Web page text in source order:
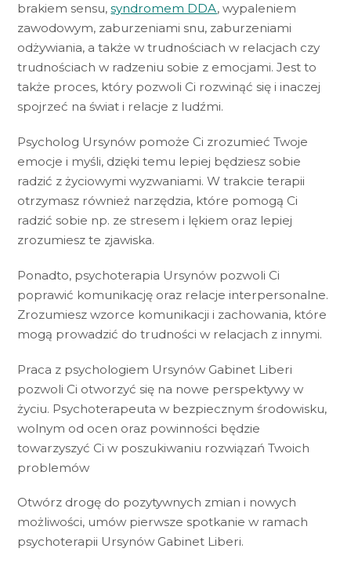
brakiem sensu,syndromem DDA, wypaleniem
zawodowym, zaburzeniami snu, zaburzeniami
odżywiania, a także w trudnościach w relacjach czy
trudnościach w radzeniu sobie z emocjami. Jest to
także proces, który pozwoli Ci rozwinąć się i inaczej
spojrzeć na świat i relacje z ludźmi.
Psycholog Ursynów pomoże Ci zrozumieć Twoje
emocje i myśli, dzięki temu lepiej będziesz sobie
radzić z życiowymi wyzwaniami. W trakcie terapii
otrzymasz również narzędzia, które pomogą Ci
radzić sobie np. ze stresem i lękiem oraz lepiej
zrozumiesz te zjawiska.
Ponadto, psychoterapia Ursynów pozwoli Ci
poprawić komunikację oraz relacje interpersonalne.
Zrozumiesz wzorce komunikacji i zachowania, które
mogą prowadzić do trudności w relacjach z innymi.
Praca z psychologiem Ursynów Gabinet Liberi
pozwoli Ci otworzyć się na nowe perspektywy w
życiu. Psychoterapeuta w bezpiecznym środowisku,
wolnym od ocen oraz powinności będzie
towarzyszyć Ci w poszukiwaniu rozwiązań Twoich
problemów
Otwórz drogę do pozytywnych zmian i nowych
możliwości, umów pierwsze spotkanie w ramach
psychoterapii Ursynów Gabinet Liberi.